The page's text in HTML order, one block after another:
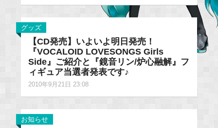
グッズ
【CD発売】いよいよ明日発売！
『VOCALOID LOVESONGS Girls
Side』ご紹介と『鏡音リン/炉心融解』フ
ィギュア当選者発表です♪
2010年9月21日 23:08
お知らせ